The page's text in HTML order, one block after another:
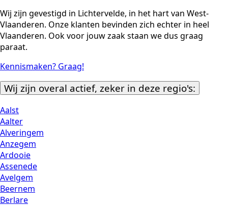
Wij zijn gevestigd in Lichtervelde, in het hart van West-
Vlaanderen. Onze klanten bevinden zich echter in heel
Vlaanderen. Ook voor jouw zaak staan we dus graag
paraat.
Kennismaken? Graag!
Wij zijn overal actief, zeker in deze regio's:
Aalst
Aalter
Alveringem
Anzegem
Ardooie
Assenede
Avelgem
Beernem
Berlare